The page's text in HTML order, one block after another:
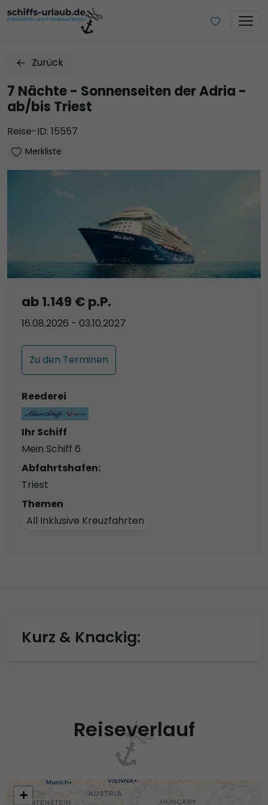
Zurück
7 Nächte - Sonnenseiten der Adria -
ab/bis Triest
Reise-ID: 15557
Merkliste
ab 1.149 € p.P.
16.08.2026 - 03.10.2027
Zu den Terminen
Reederei
Ihr Schiff
Mein Schiff 6
Abfahrtshafen:
Triest
Themen
All Inklusive Kreuzfahrten
Kurz & Knackig:
Reiseverlauf
+